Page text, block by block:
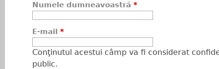
Numele dumneavoastră *
E-mail *
Conţinutul acestui câmp va fi considerat
public.